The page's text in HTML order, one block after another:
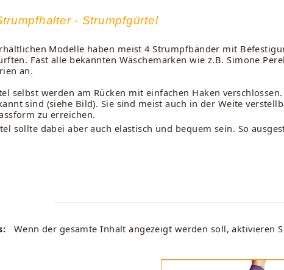
- Strumpfgürtel
Modelle haben meist 4 Strumpfbänder mit
Fast alle bekannten Wäschemarken wie z.B. Simone
an.
selbst werden am Rücken mit einfachen Haken
sind (siehe Bild). Sie sind meist auch in der Weite
zu erreichen.
sollte dabei aber auch elastisch und bequem sein. So
Wenn der gesamte Inhalt angezeigt werden soll, aktivieren